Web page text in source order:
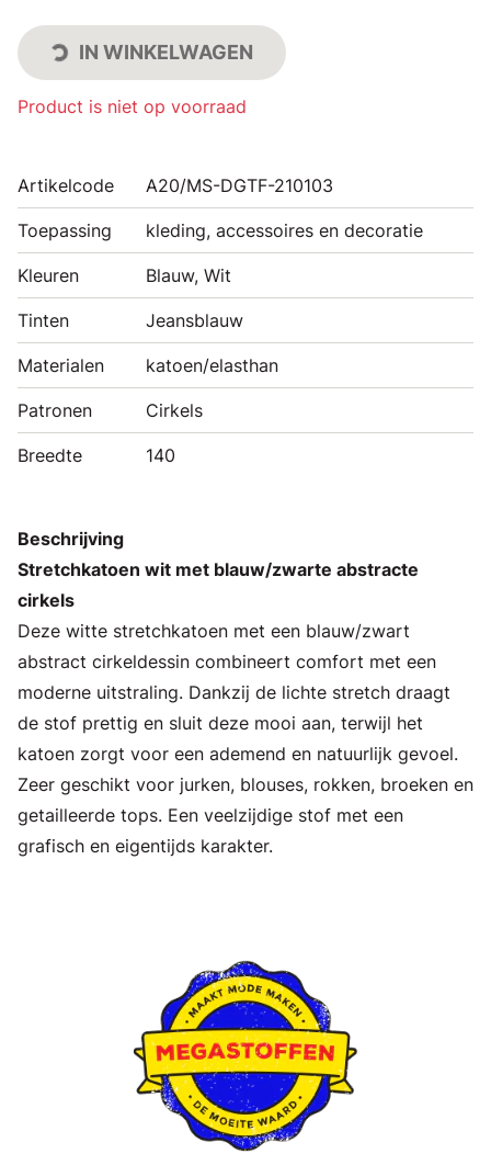
IN WINKELWAGEN
Product is niet op voorraad
Artikelcode A20/MS-DGTF-210103
Toepassing kleding, accessoires en decoratie
Kleuren Blauw, Wit
Tinten Jeansblauw
Materialen katoen/elasthan
Patronen Cirkels
Breedte 140
Beschrijving
Stretchkatoen wit met blauw/zwarte abstracte
cirkels
Deze witte stretchkatoen met een blauw/zwart
abstract cirkeldessin combineert comfort met een
moderne uitstraling. Dankzij de lichte stretch draagt
de stof prettig en sluit deze mooi aan, terwijl het
katoen zorgt voor een ademend en natuurlijk gevoel.
Zeer geschikt voor jurken, blouses, rokken, broeken en
getailleerde tops. Een veelzijdige stof met een
grafisch en eigentijds karakter.